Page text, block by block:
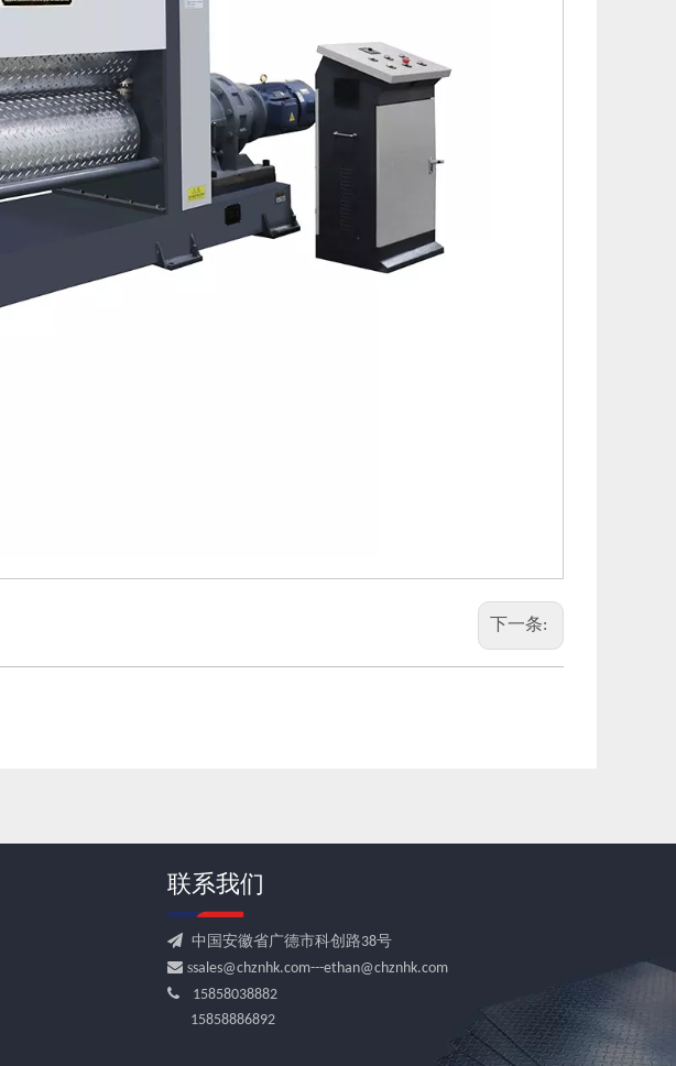
下一条:
联系我们
 中国安徽省广德市科创路38号
 ssales@chznhk.com---ethan@chznhk.com
 15858038882
15858886892